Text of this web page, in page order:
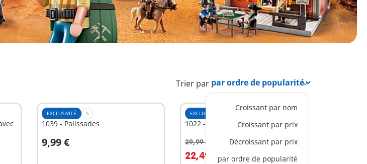
Trier par
Croissant par nom
Croissant par prix
Décroissant par prix
par ordre de popularité
EXCLUSIVITÉ S
1039 - Palissades
9,99 €
Au panier
EXCLUSIVITÉ
1022 - Château d'eau du Far-West
29,99 € -25%
22,49 €